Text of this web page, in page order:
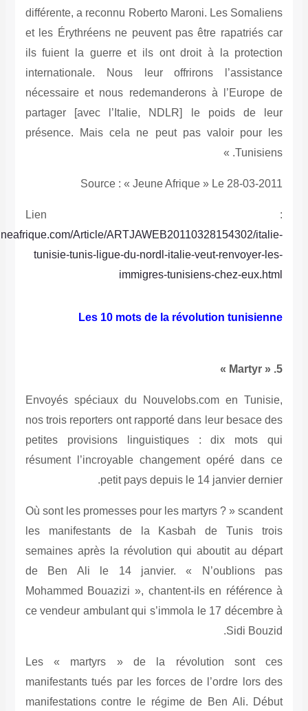
différente, a reconnu Roberto Maroni. Les
et les Érythréens ne peuvent pas être
ils fuient la guerre et ils ont droit à la
internationale. Nous leur offrirons
nécessaire et nous redemanderons à
partager [avec l’Italie, NDLR] le
présence. Mais cela ne peut pas valoir
Source : « Jeune Afrique » Le
Lien
http://www.jeuneafrique.com/Article/
tunisie-tunis-ligue-du-nordl-italie-veut-
immigres-tunisiens-
Les 10 mots de la révolution
Envoyés spéciaux du Nouvelobs.com en
nos trois reporters ont rapporté dans leur
petites provisions linguistiques : dix
résument l’incroyable changement
petit pays depuis le 14
Où sont les promesses pour les martyrs ? »
les manifestants de la Kasbah de
semaines après la révolution qui aboutit
de Ben Ali le 14 janvier. «
Mohammed Bouazizi », chantent-ils en
ce vendeur ambulant qui s’immola le 17
Les « martyrs » de la révolution
manifestants tués par les forces de
manifestations contre le régime de Ben